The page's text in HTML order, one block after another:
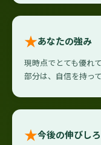
★あなたの強み
現時点でとても優れ
部分は、自信を持っ
★今後の伸びしろ